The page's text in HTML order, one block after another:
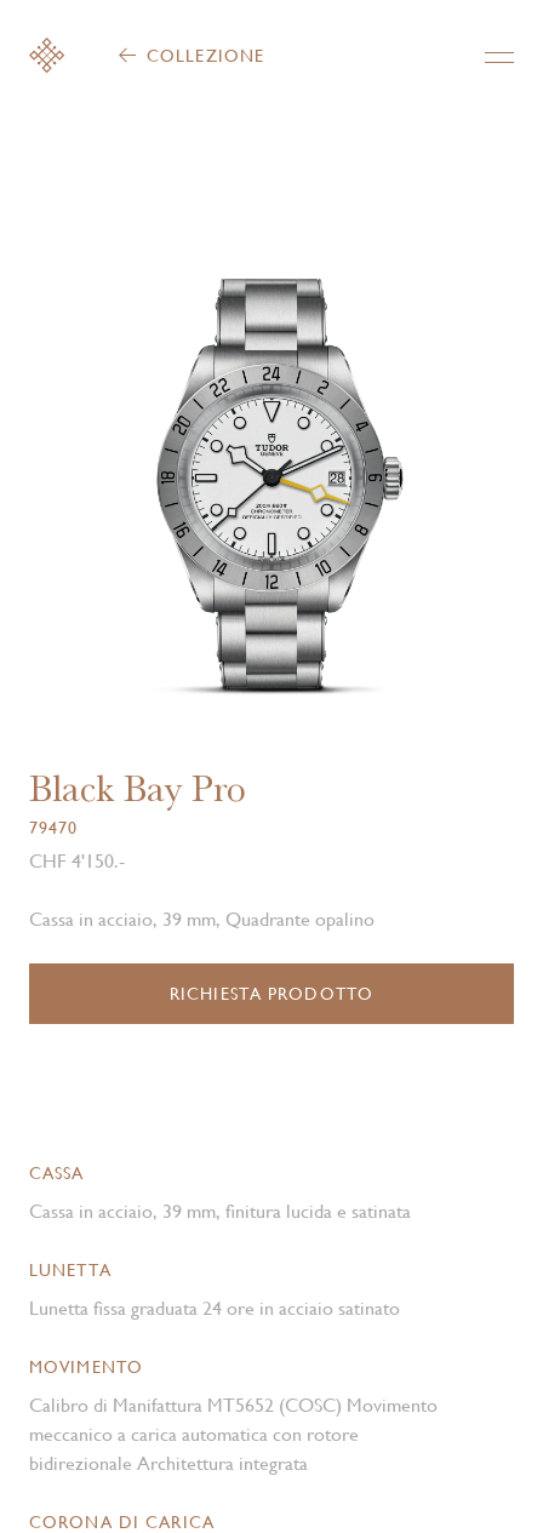
COLLEZIONE
Black Bay Pro
79470
CHF 4'150.-
Cassa in acciaio, 39 mm, Quadrante opalino
RICHIESTA PRODOTTO
CASSA
Cassa in acciaio, 39 mm, finitura lucida e satinata
LUNETTA
Lunetta fissa graduata 24 ore in acciaio satinato
MOVIMENTO
Calibro di Manifattura MT5652 (COSC) Movimento
meccanico a carica automatica con rotore
bidirezionale Architettura integrata
CORONA DI CARICA